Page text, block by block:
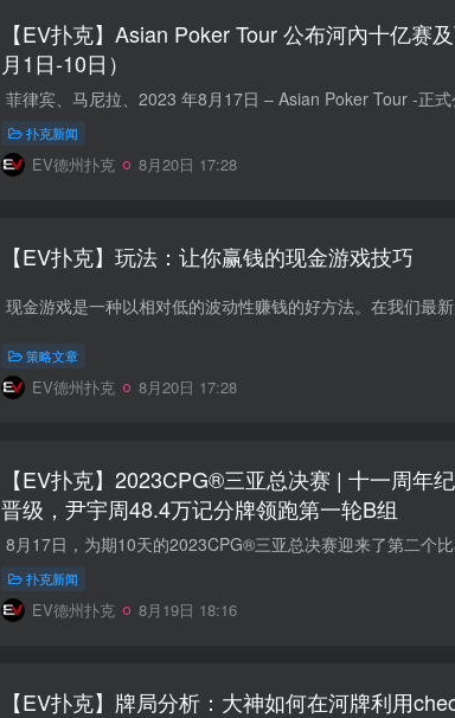
【EV扑克】Asian Poker Tour 公布河內十亿赛
月1日-10日）
菲律宾、马尼拉、2023 年8月17日 – Asian Poker Tour -正式
扑克新闻
EV德州扑克 8月20日 17:28
【EV扑克】玩法：让你赢钱的现金游戏技巧
策略文章
EV德州扑克 8月20日 17:28
【EV扑克】2023CPG®三亚总决赛 | 十一周年
晋级，尹宇周48.4万记分牌领跑第一轮B组
扑克新闻
EV德州扑克 8月19日 18:16
【EV扑克】牌局分析：大神如何在河牌利用